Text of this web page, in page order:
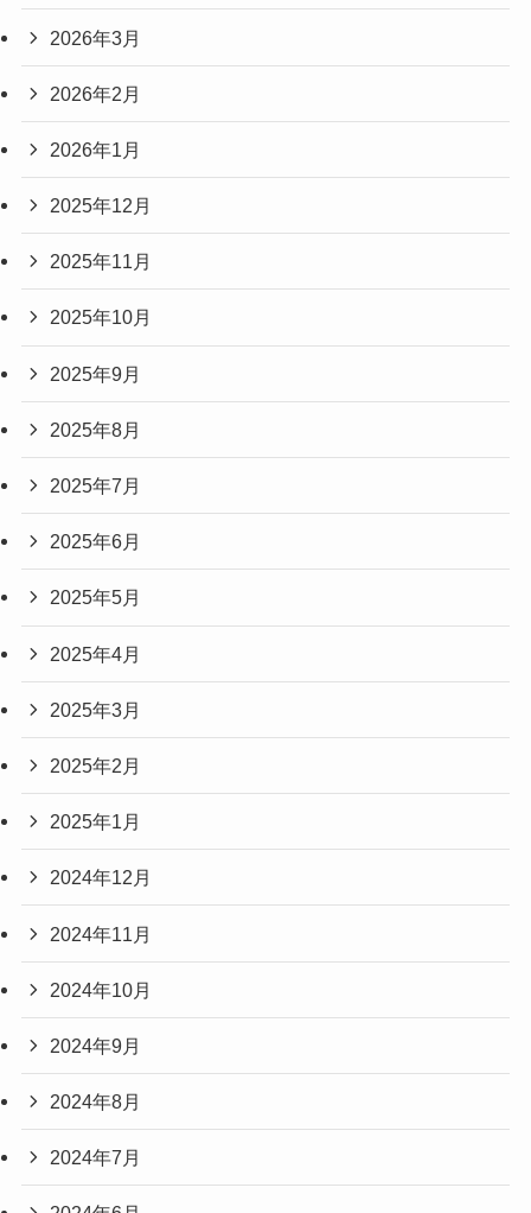
2026年3月
2026年2月
2026年1月
2025年12月
2025年11月
2025年10月
2025年9月
2025年8月
2025年7月
2025年6月
2025年5月
2025年4月
2025年3月
2025年2月
2025年1月
2024年12月
2024年11月
2024年10月
2024年9月
2024年8月
2024年7月